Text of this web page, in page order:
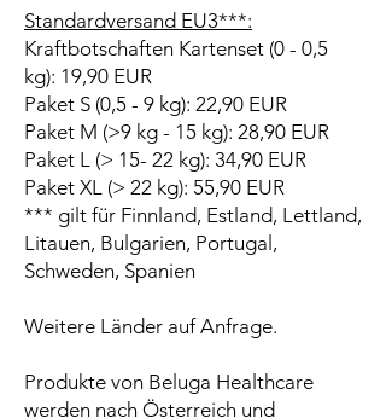
Standardversand EU3***:
Kraftbotschaften Kartenset (0 - 0,5
kg): 19,90 EUR
Paket S (0,5 - 9 kg): 22,90 EUR
Paket M (>9 kg - 15 kg): 28,90 EUR
Paket L (> 15- 22 kg): 34,90 EUR
Paket XL (> 22 kg): 55,90 EUR
*** gilt für Finnland, Estland, Lettland,
Litauen, Bulgarien, Portugal,
Schweden, Spanien
Weitere Länder auf Anfrage.
Produkte von Beluga Healthcare
werden nach Österreich und